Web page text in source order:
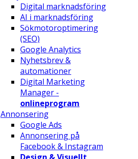
Digital marknadsföring
AI i marknadsföring
Sökmotoroptimering
(SEO)
Google Analytics
Nyhetsbrev &
automationer
Digital Marketing
Manager -
onlineprogram
Annonsering
Google Ads
Annonsering på
Facebook & Instagram